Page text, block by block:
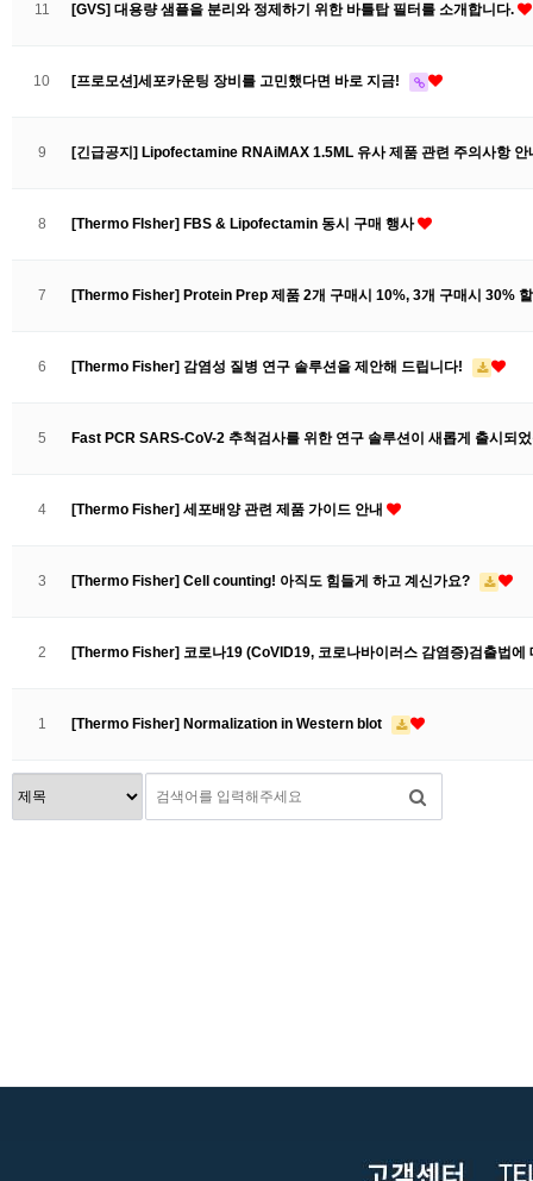
11 [GVS] 대용량 샘플을 분리와 정제하기 위한 바틀탑 필터를 소개합니다.
10 [프로모션]세포카운팅 장비를 고민했다면 바로 지금!
9 [긴급공지] Lipofectamine RNAiMAX 1.5ML 유사 제품 관련 주의사항
8 [Thermo FIsher] FBS & Lipofectamin 동시 구매 행사
7 [Thermo Fisher] Protein Prep 제품 2개 구매시 10%, 3개 구매시 30%
6 [Thermo Fisher] 감염성 질병 연구 솔루션을 제안해 드립니다!
5 Fast PCR SARS-CoV-2 추척검사를 위한 연구 솔루션이 새롭게 출시되
4 [Thermo Fisher] 세포배양 관련 제품 가이드 안내
3 [Thermo Fisher] Cell counting! 아직도 힘들게 하고 계신가요?
2 [Thermo Fisher] 코로나19 (CoVID19, 코로나바이러스 감염증)검출법에
1 [Thermo Fisher] Normalization in Western blot